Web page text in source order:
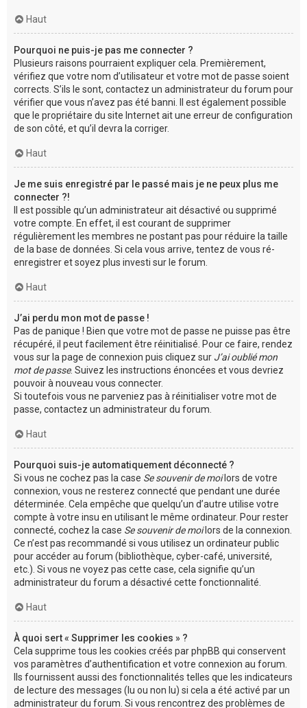
Haut
Pourquoi ne puis-je pas me connecter ?
Plusieurs raisons pourraient expliquer cela. Premièrement,
vérifiez que votre nom d’utilisateur et votre mot de passe soient
corrects. S’ils le sont, contactez un administrateur du forum pour
vérifier que vous n’avez pas été banni. Il est également possible
que le propriétaire du site Internet ait une erreur de configuration
de son côté, et qu’il devra la corriger.
Haut
Je me suis enregistré par le passé mais je ne peux plus me
connecter ?!
Il est possible qu’un administrateur ait désactivé ou supprimé
votre compte. En effet, il est courant de supprimer
régulièrement les membres ne postant pas pour réduire la taille
de la base de données. Si cela vous arrive, tentez de vous ré-
enregistrer et soyez plus investi sur le forum.
Haut
J’ai perdu mon mot de passe !
Pas de panique ! Bien que votre mot de passe ne puisse pas être
récupéré, il peut facilement être réinitialisé. Pour ce faire, rendez
vous sur la page de connexion puis cliquez sur J’ai oublié mon
mot de passe. Suivez les instructions énoncées et vous devriez
pouvoir à nouveau vous connecter.
Si toutefois vous ne parveniez pas à réinitialiser votre mot de
passe, contactez un administrateur du forum.
Haut
Pourquoi suis-je automatiquement déconnecté ?
Si vous ne cochez pas la case Se souvenir de moilors de votre
connexion, vous ne resterez connecté que pendant une durée
déterminée. Cela empêche que quelqu’un d’autre utilise votre
compte à votre insu en utilisant le même ordinateur. Pour rester
connecté, cochez la case Se souvenir de moilors de la connexion.
Ce n’est pas recommandé si vous utilisez un ordinateur public
pour accéder au forum (bibliothèque, cyber-café, université,
etc.). Si vous ne voyez pas cette case, cela signifie qu’un
administrateur du forum a désactivé cette fonctionnalité.
Haut
À quoi sert « Supprimer les cookies » ?
Cela supprime tous les cookies créés par phpBB qui conservent
vos paramètres d’authentification et votre connexion au forum.
Ils fournissent aussi des fonctionnalités telles que les indicateurs
de lecture des messages (lu ou non lu) si cela a été activé par un
administrateur du forum. Si vous rencontrez des problèmes de